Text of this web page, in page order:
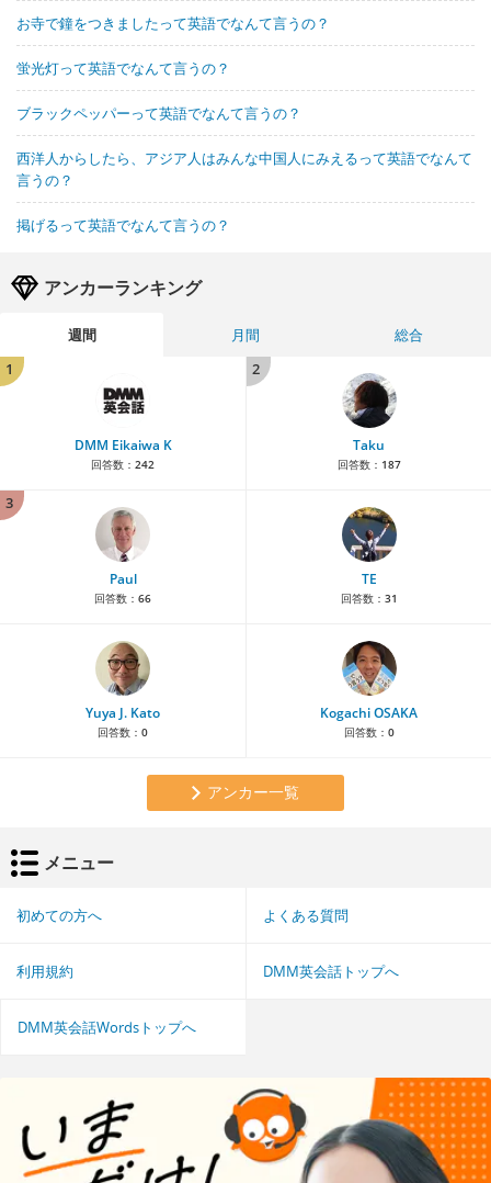
お寺で鐘をつきましたって英語でなんて言うの？
蛍光灯って英語でなんて言うの？
ブラックペッパーって英語でなんて言うの？
西洋人からしたら、アジア人はみんな中国人にみえるって英語でなんて
言うの？
掲げるって英語でなんて言うの？
アンカーランキング
週間 月間
総合
1
DMM Eikaiwa K
回答数： 242
2
Taku
回答数： 187
3
Paul
回答数： 66
TE
回答数： 31
Yuya J. Kato
回答数： 0
Kogachi OSAKA
回答数： 0
アンカー一覧
メニュー
初めての方へ よくある質問
利用規約 DMM英会話トップへ
DMM英会話Wordsトップへ